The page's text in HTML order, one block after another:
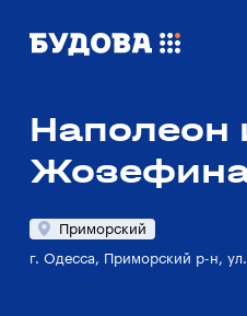
Наполеон
Приморский
г. Одесса, Приморский р-н,